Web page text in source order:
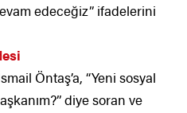
edeceğiz” ifadelerini
Öntaş’a, “Yeni sosyal
diye soran ve